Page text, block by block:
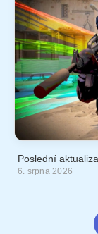
Poslední
6. srpna 2026